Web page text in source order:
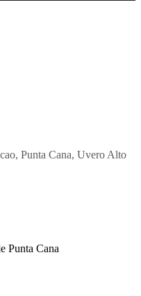
Punta Cana, Uvero Alto
Punta Cana